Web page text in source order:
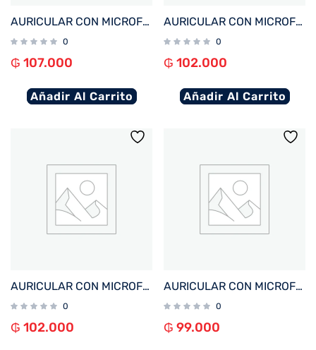
AURICULAR CON MICROFONO FTX E60-BK BT/MIC/TOUCH/IPX4 NEGRO
0
₲ 107.000
Añadir Al Carrito
AURICULAR CON MICROFONO FTX E95-BG BT/MIC/TOUCH/IPX6 BEIGE
0
₲ 102.000
Añadir Al Carrito
AURICULAR CON MICROFONO FTX E95-BK BT/MIC/TOUCH/IPX6 NEGRO
0
₲ 102.000
AURICULAR CON MICROFONO FTX E80-BL BT/MIC/ENC/TOUCH/IPX6 AZUL
0
₲ 99.000